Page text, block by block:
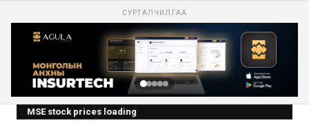
СУРТАЛЧИЛГАА
MSE stock prices loading